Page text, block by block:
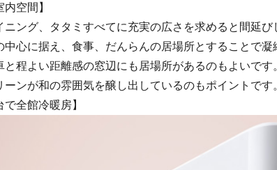
内空間】
ニング、タタミすべてに充実の広さを求めると間延
中心に据え、食事、だんらんの居場所とすることで
と程よい距離感の窓辺にも居場所があるのもよいで
ンが和の雰囲気を醸し出しているのもポイントです
で全館冷暖房】